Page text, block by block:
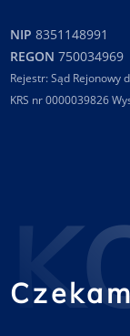
NIP 8351148991
REGON 750034969
Rejestr: Sąd Rejonowy
KRS nr 0000039826